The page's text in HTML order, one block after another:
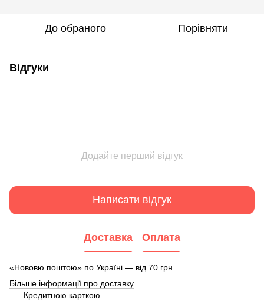
До обраного Порівняти
Відгуки
Додайте перший відгук
Написати відгук
Доставка Оплата
«Нововю поштою» по Україні — від 70 грн.
Більше інформації про доставку
Кредитною карткою